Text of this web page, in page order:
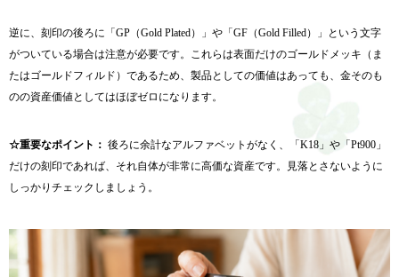
逆に、刻印の後ろに「GP（Gold Plated）」や「GF（Gold Filled）」という文字
がついている場合は注意が必要です。これらは表面だけのゴールドメッキ（ま
たはゴールドフィルド）であるため、製品としての価値はあっても、金そのも
のの資産価値としてはほぼゼロになります。
☆重要なポイント： 後ろに余計なアルファベットがなく、「K18」や「Pt900」
だけの刻印であれば、それ自体が非常に高価な資産です。見落とさないように
しっかりチェックしましょう。